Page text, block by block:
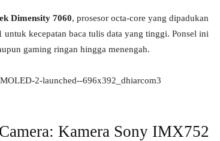
Dimensity 7060, prosesor octa-core yang dipadukan
untuk kecepatan baca tulis data yang tinggi. Ponsel ini
gaming ringan hingga menengah.
Kamera Sony IMX752